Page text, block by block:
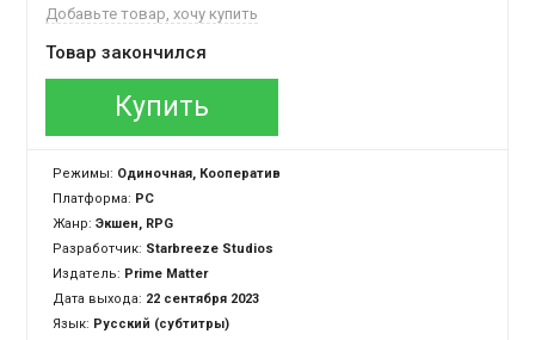
Добавьте товар, хочу купить
Товар закончился
Купить
Режимы: Одиночная, Кооператив
Платформа: PC
Жанр:Экшен, RPG
Разработчик: Starbreeze Studios
Издатель: Prime Matter
Дата выхода: 22 сентября 2023
Язык: Русский (субтитры)